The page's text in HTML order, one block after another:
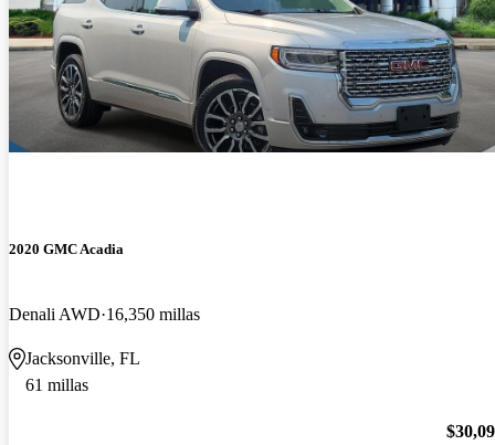
2020 GMC Acadia
Denali AWD 16,350 millas
Jacksonville, FL
61 millas